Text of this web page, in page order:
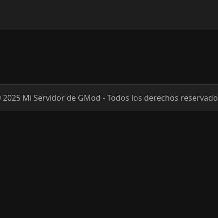
Mi Servidor de GMod - Todos los derechos